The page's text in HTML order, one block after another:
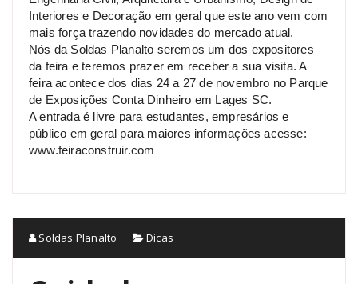
Interiores e Decoração em geral que este ano vem com
mais força trazendo novidades do mercado atual.
Nós da Soldas Planalto seremos um dos expositores
da feira e teremos prazer em receber a sua visita. A
feira acontece dos dias 24 a 27 de novembro no Parque
de Exposições Conta Dinheiro em Lages SC.
A entrada é livre para estudantes, empresários e
público em geral para maiores informações acesse:
www.feiraconstruir.com
Soldas Planalto Dicas